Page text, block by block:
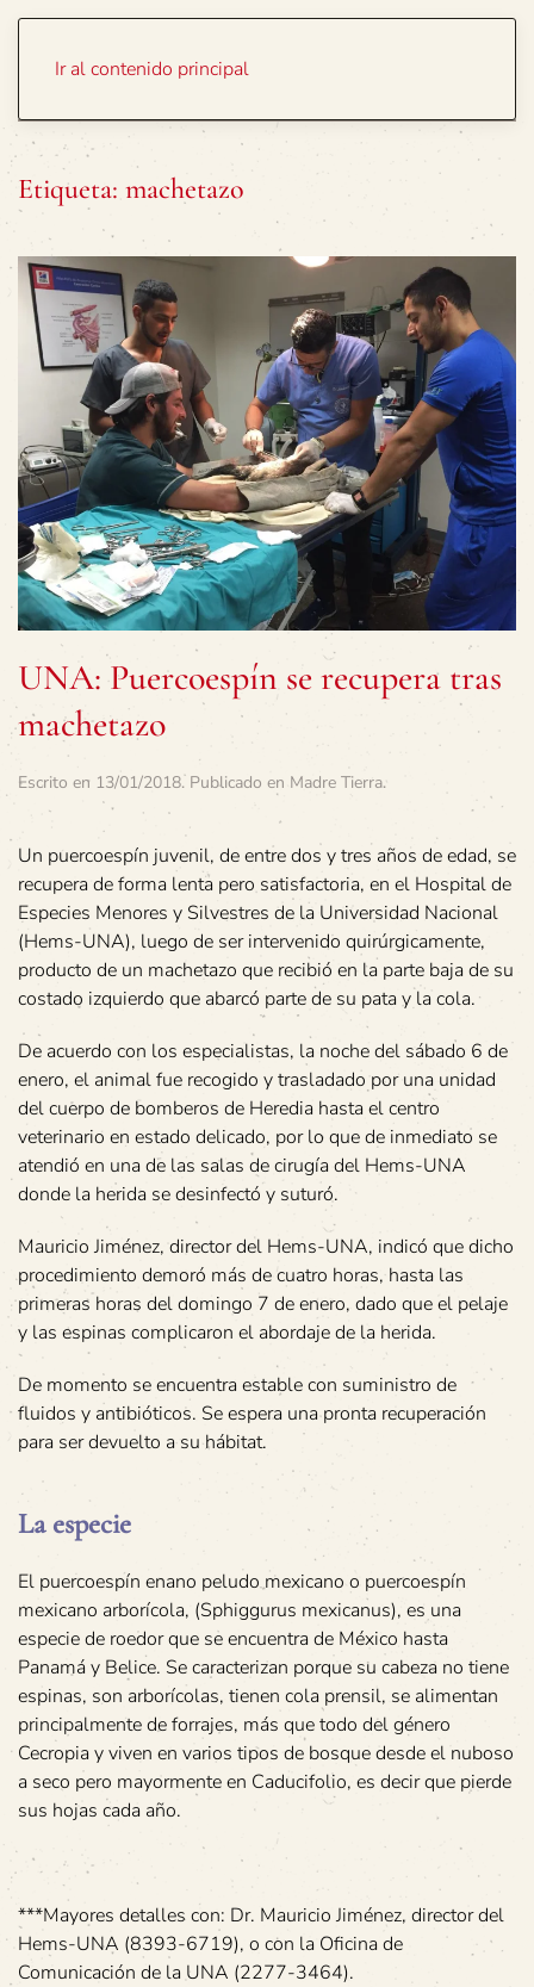
Ir al contenido principal
Etiqueta: machetazo
UNA: Puercoespín se recupera tras
machetazo
Escrito en 13/01/2018. Publicado en Madre Tierra.
Un puercoespín juvenil, de entre dos y tres años de edad, se
recupera de forma lenta pero satisfactoria, en el Hospital de
Especies Menores y Silvestres de la Universidad Nacional
(Hems-UNA), luego de ser intervenido quirúrgicamente,
producto de un machetazo que recibió en la parte baja de su
costado izquierdo que abarcó parte de su pata y la cola.
De acuerdo con los especialistas, la noche del sábado 6 de
enero, el animal fue recogido y trasladado por una unidad
del cuerpo de bomberos de Heredia hasta el centro
veterinario en estado delicado, por lo que de inmediato se
atendió en una de las salas de cirugía del Hems-UNA
donde la herida se desinfectó y suturó.
Mauricio Jiménez, director del Hems-UNA, indicó que dicho
procedimiento demoró más de cuatro horas, hasta las
primeras horas del domingo 7 de enero, dado que el pelaje
y las espinas complicaron el abordaje de la herida.
De momento se encuentra estable con suministro de
fluidos y antibióticos. Se espera una pronta recuperación
para ser devuelto a su hábitat.
La especie
El puercoespín enano peludo mexicano o puercoespín
mexicano arborícola, (Sphiggurus mexicanus), es una
especie de roedor que se encuentra de México hasta
Panamá y Belice. Se caracterizan porque su cabeza no tiene
espinas, son arborícolas, tienen cola prensil, se alimentan
principalmente de forrajes, más que todo del género
Cecropia y viven en varios tipos de bosque desde el nuboso
a seco pero mayormente en Caducifolio, es decir que pierde
sus hojas cada año.
***Mayores detalles con: Dr. Mauricio Jiménez, director del
Hems-UNA (8393-6719), o con la Oficina de
Comunicación de la UNA (2277-3464).